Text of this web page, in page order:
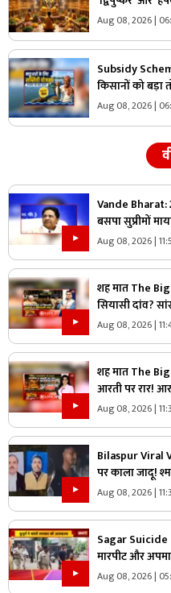
“वाजपेय” यज्ञ का
Aug 08, 2026 |
Subsidy
किसानों को बड़ा
देगी 70 प्रतिशत
Aug 08, 2026 |
Vande Bharat:
बसपा सुप्रीमों
महाभारत?
Aug 08, 2026 |
शह मात The Big
सियासी दांव?
उठाए सवाल,
Aug 08, 2026 |
शह मात The
आरती पर रार!
आरती के अधिकार
Aug 08, 2026 |
Bilaspur Viral
पर काला जादू!
देखिए ये पूरा
Aug 08, 2026 |
Sagar Suicide
मारपीट और
Aug 08, 2026 |